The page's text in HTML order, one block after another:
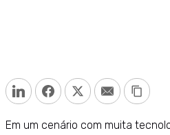
LinkedInFacebookTwitterEmail
Em um cenário com muita